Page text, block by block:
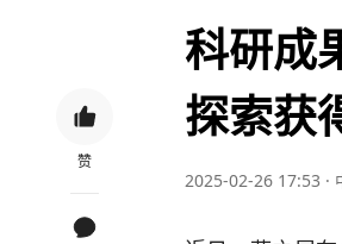
赞
科研成
探索获
2025-02-26 17:53 ·